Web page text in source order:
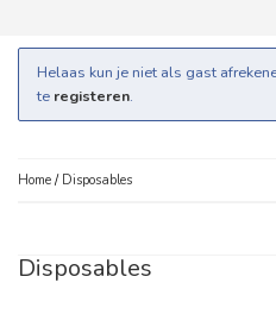
Helaas kun je niet als gast
te registeren.
Home / Disposables
Disposables